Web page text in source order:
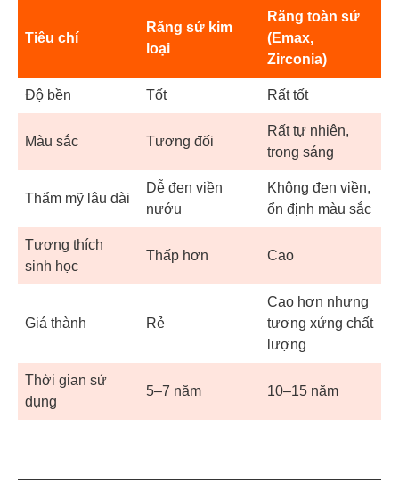
Tiêu chí
Răng sứ kim
loại
Răng toàn sứ
(Emax,
Zirconia)
Độ bền Tốt Rất tốt
Màu sắc Tương đối
Rất tự nhiên,
trong sáng
Thẩm mỹ lâu dài
Dễ đen viền
nướu
Không đen viền,
ổn định màu sắc
Tương thích
sinh học
Thấp hơn Cao
Giá thành Rẻ
Cao hơn nhưng
tương xứng chất
lượng
Thời gian sử
dụng
5–7 năm 10–15 năm